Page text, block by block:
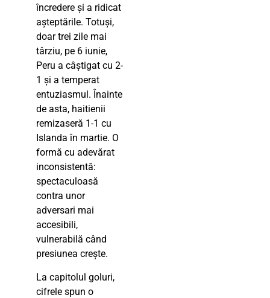
încredere și a ridicat
așteptările. Totuși,
doar trei zile mai
târziu, pe 6 iunie,
Peru a câștigat cu 2-
1 și a temperat
entuziasmul. Înainte
de asta, haitienii
remizaseră 1-1 cu
Islanda în martie. O
formă cu adevărat
inconsistentă:
spectaculoasă
contra unor
adversari mai
accesibili,
vulnerabilă când
presiunea crește.
La capitolul goluri,
cifrele spun o